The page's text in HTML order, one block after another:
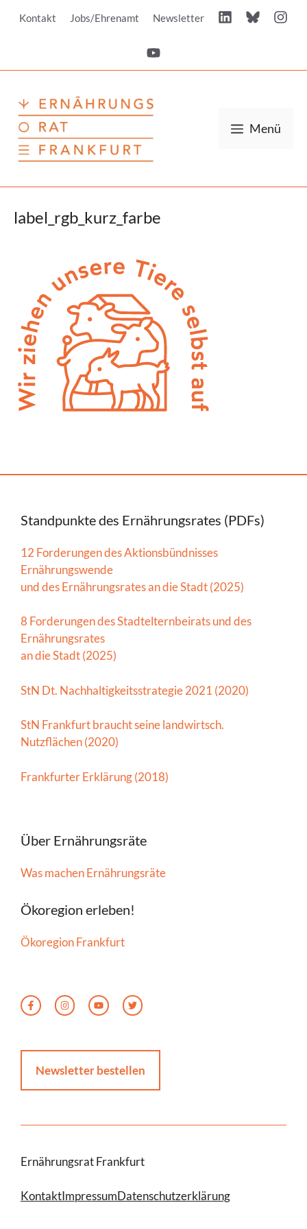
InhaltKontakt Jobs/Ehrenamt Newsletter
Menü
label_rgb_kurz_farbe
Standpunkte des Ernährungsrates (PDFs)
12 Forderungen des Aktionsbündnisses
Ernährungswende
und des Ernährungsrates an die Stadt (2025)
8 Forderungen des Stadtelternbeirats und des
Ernährungsrates
an die Stadt (2025)
StN Dt. Nachhaltigkeitsstrategie 2021 (2020)
StN Frankfurt braucht seine landwirtsch.
Nutzflächen (2020)
Frankfurter Erklärung (2018)
Über Ernährungsräte
Was machen Ernährungsräte
Ökoregion erleben!
Ökoregion Frankfurt
Newsletter bestellen
Ernährungsrat Frankfurt
KontaktImpressumDatenschutzerklärung